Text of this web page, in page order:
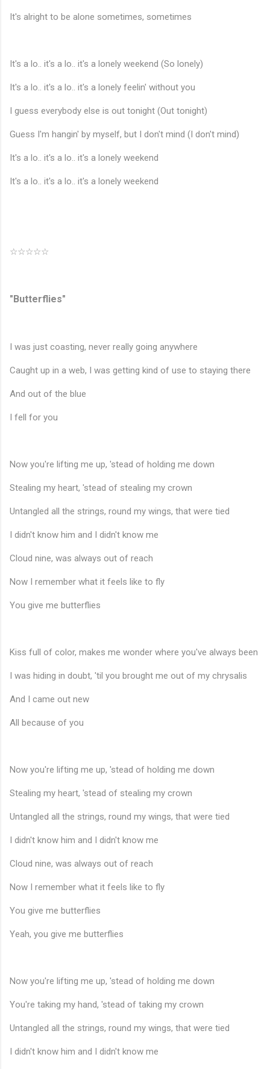
It's alright to be alone sometimes, sometimes
It's a lo.. it's a lo.. it's a lonely weekend (So lonely)
It's a lo.. it's a lo.. it's a lonely feelin' without you
I guess everybody else is out tonight (Out tonight)
Guess I'm hangin' by myself, but I don't mind (I don't mind)
It's a lo.. it's a lo.. it's a lonely weekend
It's a lo.. it's a lo.. it's a lonely weekend
☆☆☆☆☆
"Butterflies"
I was just coasting, never really going anywhere
Caught up in a web, I was getting kind of use to staying there
And out of the blue
I fell for you
Now you're lifting me up, 'stead of holding me down
Stealing my heart, 'stead of stealing my crown
Untangled all the strings, round my wings, that were tied
I didn't know him and I didn't know me
Cloud nine, was always out of reach
Now I remember what it feels like to fly
You give me butterflies
Kiss full of color, makes me wonder where you've always been
I was hiding in doubt, 'til you brought me out of my chrysalis
And I came out new
All because of you
Now you're lifting me up, 'stead of holding me down
Stealing my heart, 'stead of stealing my crown
Untangled all the strings, round my wings, that were tied
I didn't know him and I didn't know me
Cloud nine, was always out of reach
Now I remember what it feels like to fly
You give me butterflies
Yeah, you give me butterflies
Now you're lifting me up, 'stead of holding me down
You're taking my hand, 'stead of taking my crown
Untangled all the strings, round my wings, that were tied
I didn't know him and I didn't know me
♫